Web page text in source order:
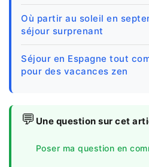
Où partir au soleil en
séjour surprenant
Séjour en Espagne tout
pour des vacances zen
💬 Une question sur cet
Poser ma question en